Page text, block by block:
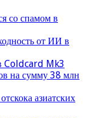
со спамом в
от ИИ в
Coldcard Mk3
на сумму 38 млн
азиатских